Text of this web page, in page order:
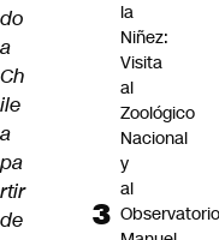
do
a
Ch
ile
a
pa
rtir
de
la
Niñez:
Visita
al
Zoológico
Nacional
y
al
Observatorio